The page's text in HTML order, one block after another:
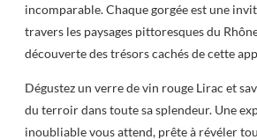
incomparable. Chaque gorgée est une
travers les paysages pittoresques du
découverte des trésors cachés de cette
Dégustez un verre de vin rouge Lirac et
du terroir dans toute sa splendeur. Une
inoubliable vous attend, prête à révéler